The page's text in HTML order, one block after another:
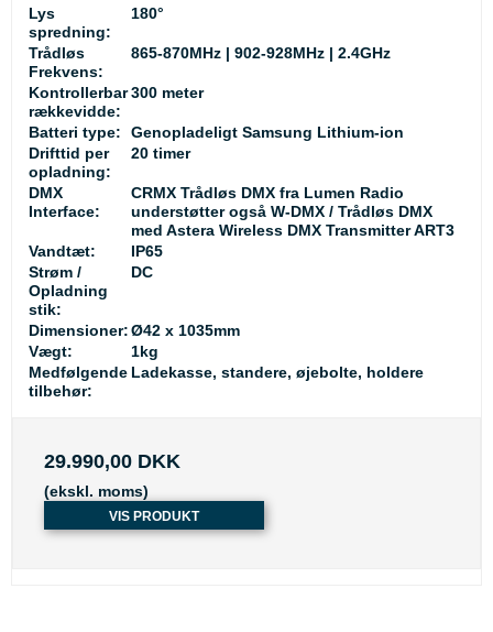
Lys
spredning:
180°
Trådløs
Frekvens:
865-870MHz | 902-928MHz | 2.4GHz
Kontrollerbar
rækkevidde:
300 meter
Batteri type:
Genopladeligt Samsung Lithium-ion
Drifttid per
opladning:
20 timer
DMX
Interface:
CRMX Trådløs DMX fra Lumen Radio
understøtter også W-DMX / Trådløs DMX
med Astera Wireless DMX Transmitter ART3
Vandtæt:
IP65
Strøm /
Opladning
stik:
DC
Dimensioner:Ø42 x 1035mm
Vægt:
1kg
Medfølgende
tilbehør:
Ladekasse, standere, øjebolte, holdere
29.990,00 DKK
(ekskl. moms)
VIS PRODUKT